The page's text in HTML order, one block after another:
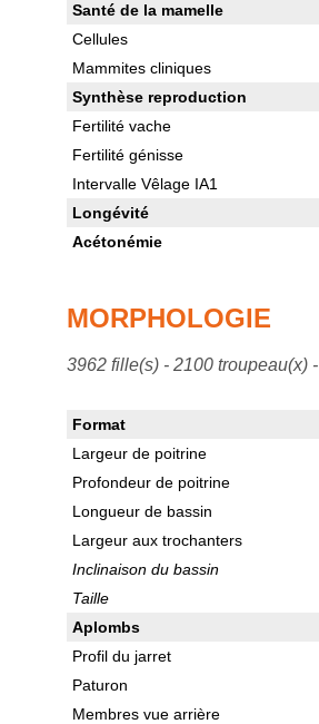
Santé de la mamelle
Cellules
Mammites cliniques
Synthèse reproduction
Fertilité vache
Fertilité génisse
Intervalle Vêlage IA1
Longévité
Acétonémie
MORPHOLOGIE
3962 fille(s) - 2100 troupeau(x) -
Format
Largeur de poitrine
Profondeur de poitrine
Longueur de bassin
Largeur aux trochanters
Inclinaison du bassin
Taille
Aplombs
Profil du jarret
Paturon
Membres vue arrière